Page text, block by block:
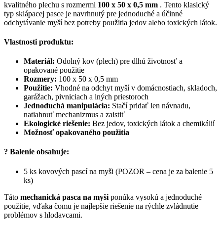
kvalitného plechu s rozmermi 100 x 50 x 0,5 mm . Tento klasický
typ sklápacej pasce je navrhnutý pre jednoduché a účinné
odchytávanie myší bez potreby použitia jedov alebo toxických látok.
Vlastnosti produktu:
Materiál: Odolný kov (plech) pre dlhú životnosť a
opakované použitie
Rozmery: 100 x 50 x 0,5 mm
Použitie: Vhodné na odchyt myší v domácnostiach, skladoch,
garážach, pivniciach a iných priestoroch
Jednoduchá manipulácia: Stačí pridať len návnadu,
natiahnuť mechanizmus a zaistiť
Ekologické riešenie: Bez jedov, toxických látok a chemikálií
Možnosť opakovaného použitia
? Balenie obsahuje:
5 ks kovových pascí na myši (POZOR – cena je za balenie 5
ks)
Táto mechanická pasca na myši ponúka vysokú a jednoduché
použitie, vďaka čomu je najlepšie riešenie na rýchle zvládnutie
problémov s hlodavcami.